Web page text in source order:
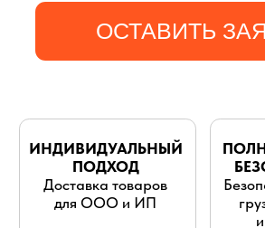
Срок доставки от 3х дней
Стоимость от 0.7 $/кг
Безопасная доставка
груза без рисков
Доставка товаров
для ООО и ИП